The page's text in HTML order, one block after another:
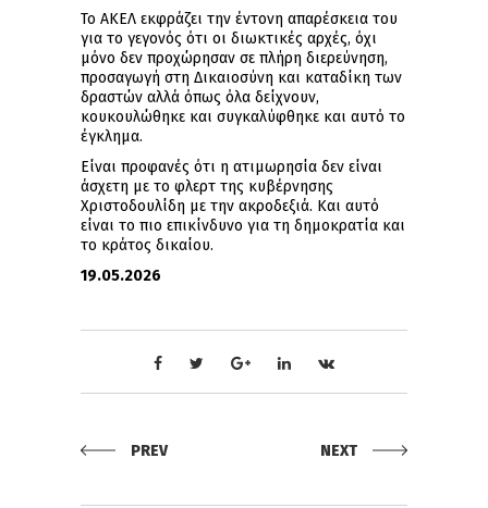
Το ΑΚΕΛ εκφράζει την έντονη απαρέσκεια του
για το γεγονός ότι οι διωκτικές αρχές, όχι
μόνο δεν προχώρησαν σε πλήρη διερεύνηση,
προσαγωγή στη Δικαιοσύνη και καταδίκη των
δραστών αλλά όπως όλα δείχνουν,
κουκουλώθηκε και συγκαλύφθηκε και αυτό το
έγκλημα.
Είναι προφανές ότι η ατιμωρησία δεν είναι
άσχετη με το φλερτ της κυβέρνησης
Χριστοδουλίδη με την ακροδεξιά. Και αυτό
είναι το πιο επικίνδυνο για τη δημοκρατία και
το κράτος δικαίου.
19.05.2026
PREV NEXT